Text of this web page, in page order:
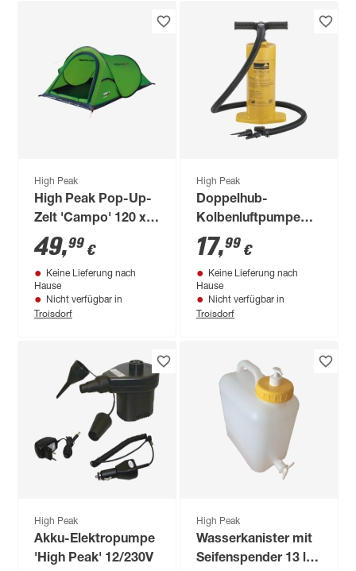
High Peak
High Peak Pop-Up-
Zelt 'Campo' 120 x
90 x 220 cm
49,99 €
Keine Lieferung nach
Hause
Nicht verfügbar in
Troisdorf
High Peak
Doppelhub-
Kolbenluftpumpe
PLU 676
17,99 €
Keine Lieferung nach
Hause
Nicht verfügbar in
Troisdorf
High Peak
Akku-Elektropumpe
'High Peak' 12/230V
High Peak
Wasserkanister mit
Seifenspender 13 l